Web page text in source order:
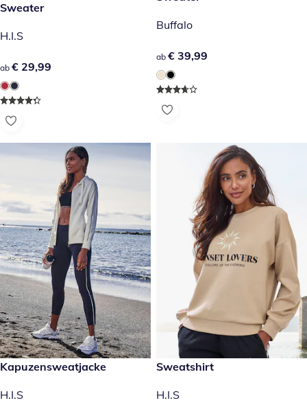
€ 29,99
Sweater
H.I.S
€ 29,99
ab € 29,99
Buffalo
€ 39,99
ab € 39,99
€ 39,99
Kapuzensweatjacke
H.I.S
€ 29,99
Sweatshirt
H.I.S